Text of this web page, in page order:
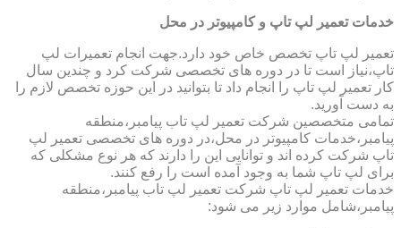
خدمات تعمیر لپ تاپ و کامپیوتر در محل
تعمیر لپ تاپ تخصص خاص خود دارد.جهت انجام تعمیرات لپ
تاپ،نیاز است تا در دوره های تخصصی شرکت کرد و چندین سال
کار تعمیر لپ تاپ را انجام داد تا بتوانید در این حوزه تخصص لازم را
به دست آورید.
تمامی متخصصین شرکت تعمیر لپ تاب پیامبر،منطقه
پیامبر،خدمات کامپیوتر در محل،در دوره های تخصصی تعمیر لپ
تاپ شرکت کرده اند و توانایی این را دارند که هر نوع مشکلی که
برای لپ تاپ شما به وجود آمده است را رفع کنند.
خدمات تعمیر لپ تاپ شرکت تعمیر لپ تاب پیامبر،منطقه
پیامبر،شامل موارد زیر می شود: